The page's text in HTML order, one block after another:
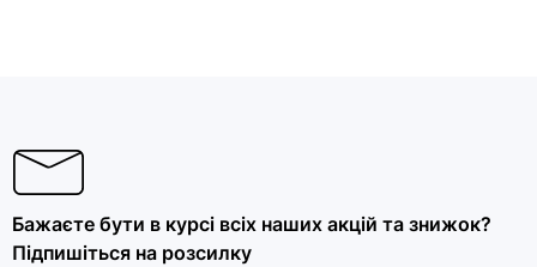
Бажаєте бути в курсі всіх наших акцій та знижок?
Підпишіться на розсилку